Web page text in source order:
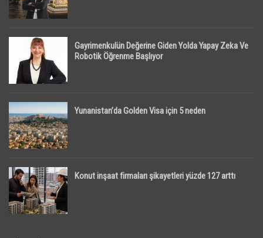
Gayrimenkulün Değerine Giden Yolda Yapay Zeka Ve
Robotik Öğrenme Başlıyor
Yunanistan’da Golden Visa için 5 neden
Konut inşaat firmaları şikayetleri yüzde 127 arttı